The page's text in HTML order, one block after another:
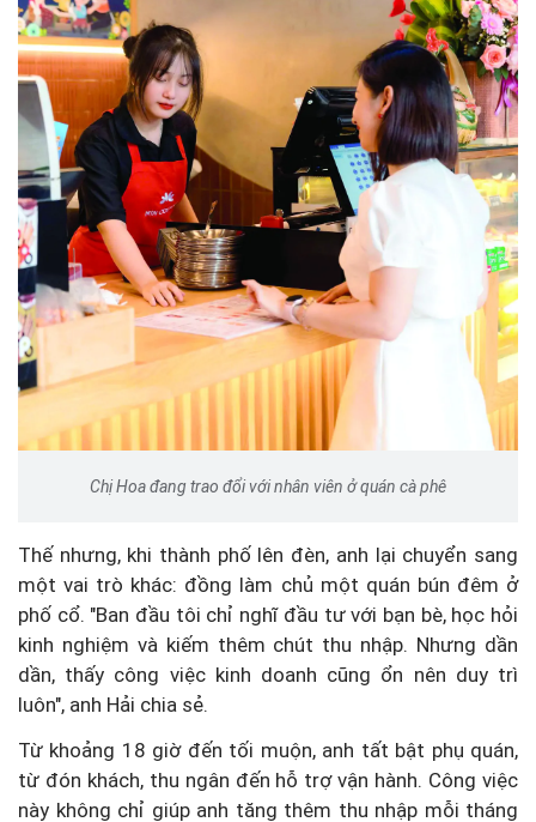
Chị Hoa đang trao đổi với nhân viên ở quán cà phê
Thế nhưng, khi thành phố lên đèn, anh lại chuyển sang
một vai trò khác: đồng làm chủ một quán bún đêm ở
phố cổ. "Ban đầu tôi chỉ nghĩ đầu tư với bạn bè, học hỏi
kinh nghiệm và kiếm thêm chút thu nhập. Nhưng dần
dần, thấy công việc kinh doanh cũng ổn nên duy trì
luôn", anh Hải chia sẻ.
Từ khoảng 18 giờ đến tối muộn, anh tất bật phụ quán,
từ đón khách, thu ngân đến hỗ trợ vận hành. Công việc
này không chỉ giúp anh tăng thêm thu nhập mỗi tháng